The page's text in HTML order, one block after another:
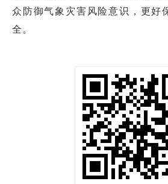
众防御气象灾害风险意识，更好
全。